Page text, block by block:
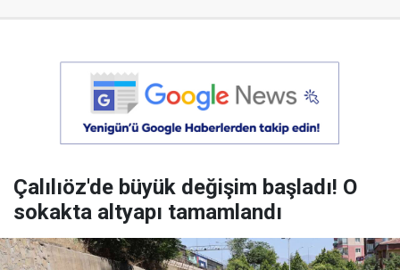
Çalılıöz'de büyük değişim başladı! O
sokakta altyapı tamamlandı